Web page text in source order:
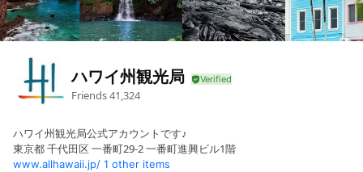
ハワイ州観光局
Friends41,324
ハワイ州観光局公式アカウントです♪
東京都 千代田区 一番町29-2 一番町進興ビル1階
www.allhawaii.jp/ 1 other items